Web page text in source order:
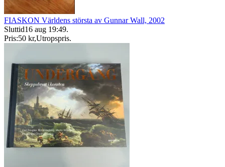
FIASKON Världens största av Gunnar Wall, 2002
Sluttid16 aug 19:49.
Pris:50 kr,Utropspris.